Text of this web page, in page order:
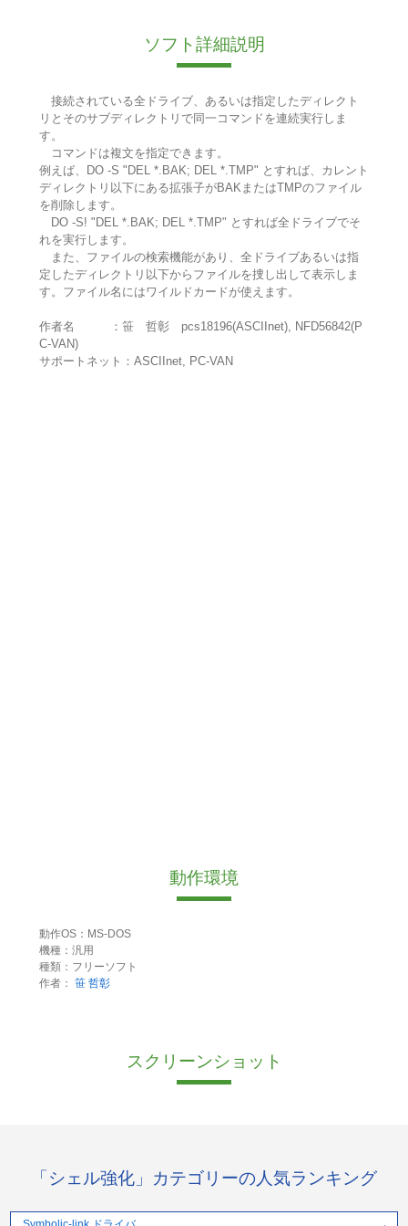
ソフト詳細説明
接続されている全ドライブ、あるいは指定したディレクト
リとそのサブディレクトリで同一コマンドを連続実行しま
す。
コマンドは複文を指定できます。
例えば、DO -S "DEL *.BAK; DEL *.TMP" とすれば、カレント
ディレクトリ以下にある拡張子がBAKまたはTMPのファイル
を削除します。
DO -S! "DEL *.BAK; DEL *.TMP" とすれば全ドライブでそ
れを実行します。
また、ファイルの検索機能があり、全ドライブあるいは指
定したディレクトリ以下からファイルを捜し出して表示しま
す。ファイル名にはワイルドカードが使えます。
作者名 ：笹 哲彰 pcs18196(ASCIInet), NFD56842(P
C-VAN)
サポートネット：ASCIInet, PC-VAN
動作環境
動作OS：MS-DOS
機種：汎用
種類：フリーソフト
作者： 笹 哲彰
スクリーンショット
「シェル強化」カテゴリーの人気ランキング